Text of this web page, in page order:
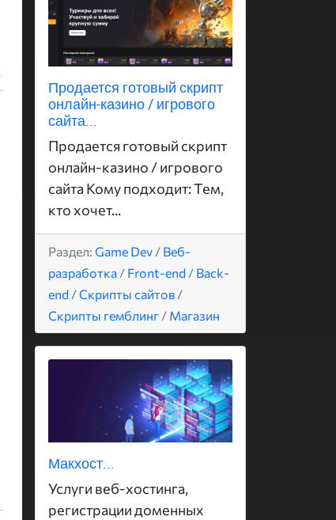
Продается готовый скрипт
онлайн-казино / игрового
сайта...
Продается готовый скрипт
онлайн-казино / игрового
сайта Кому подходит: Тем,
кто хочет...
Раздел: Game Dev / Веб-
разработка / Front-end / Back-
end /Скрипты сайтов /
Скрипты гемблинг / Магазин
Макхост...
Услуги веб-хостинга,
регистрации доменных